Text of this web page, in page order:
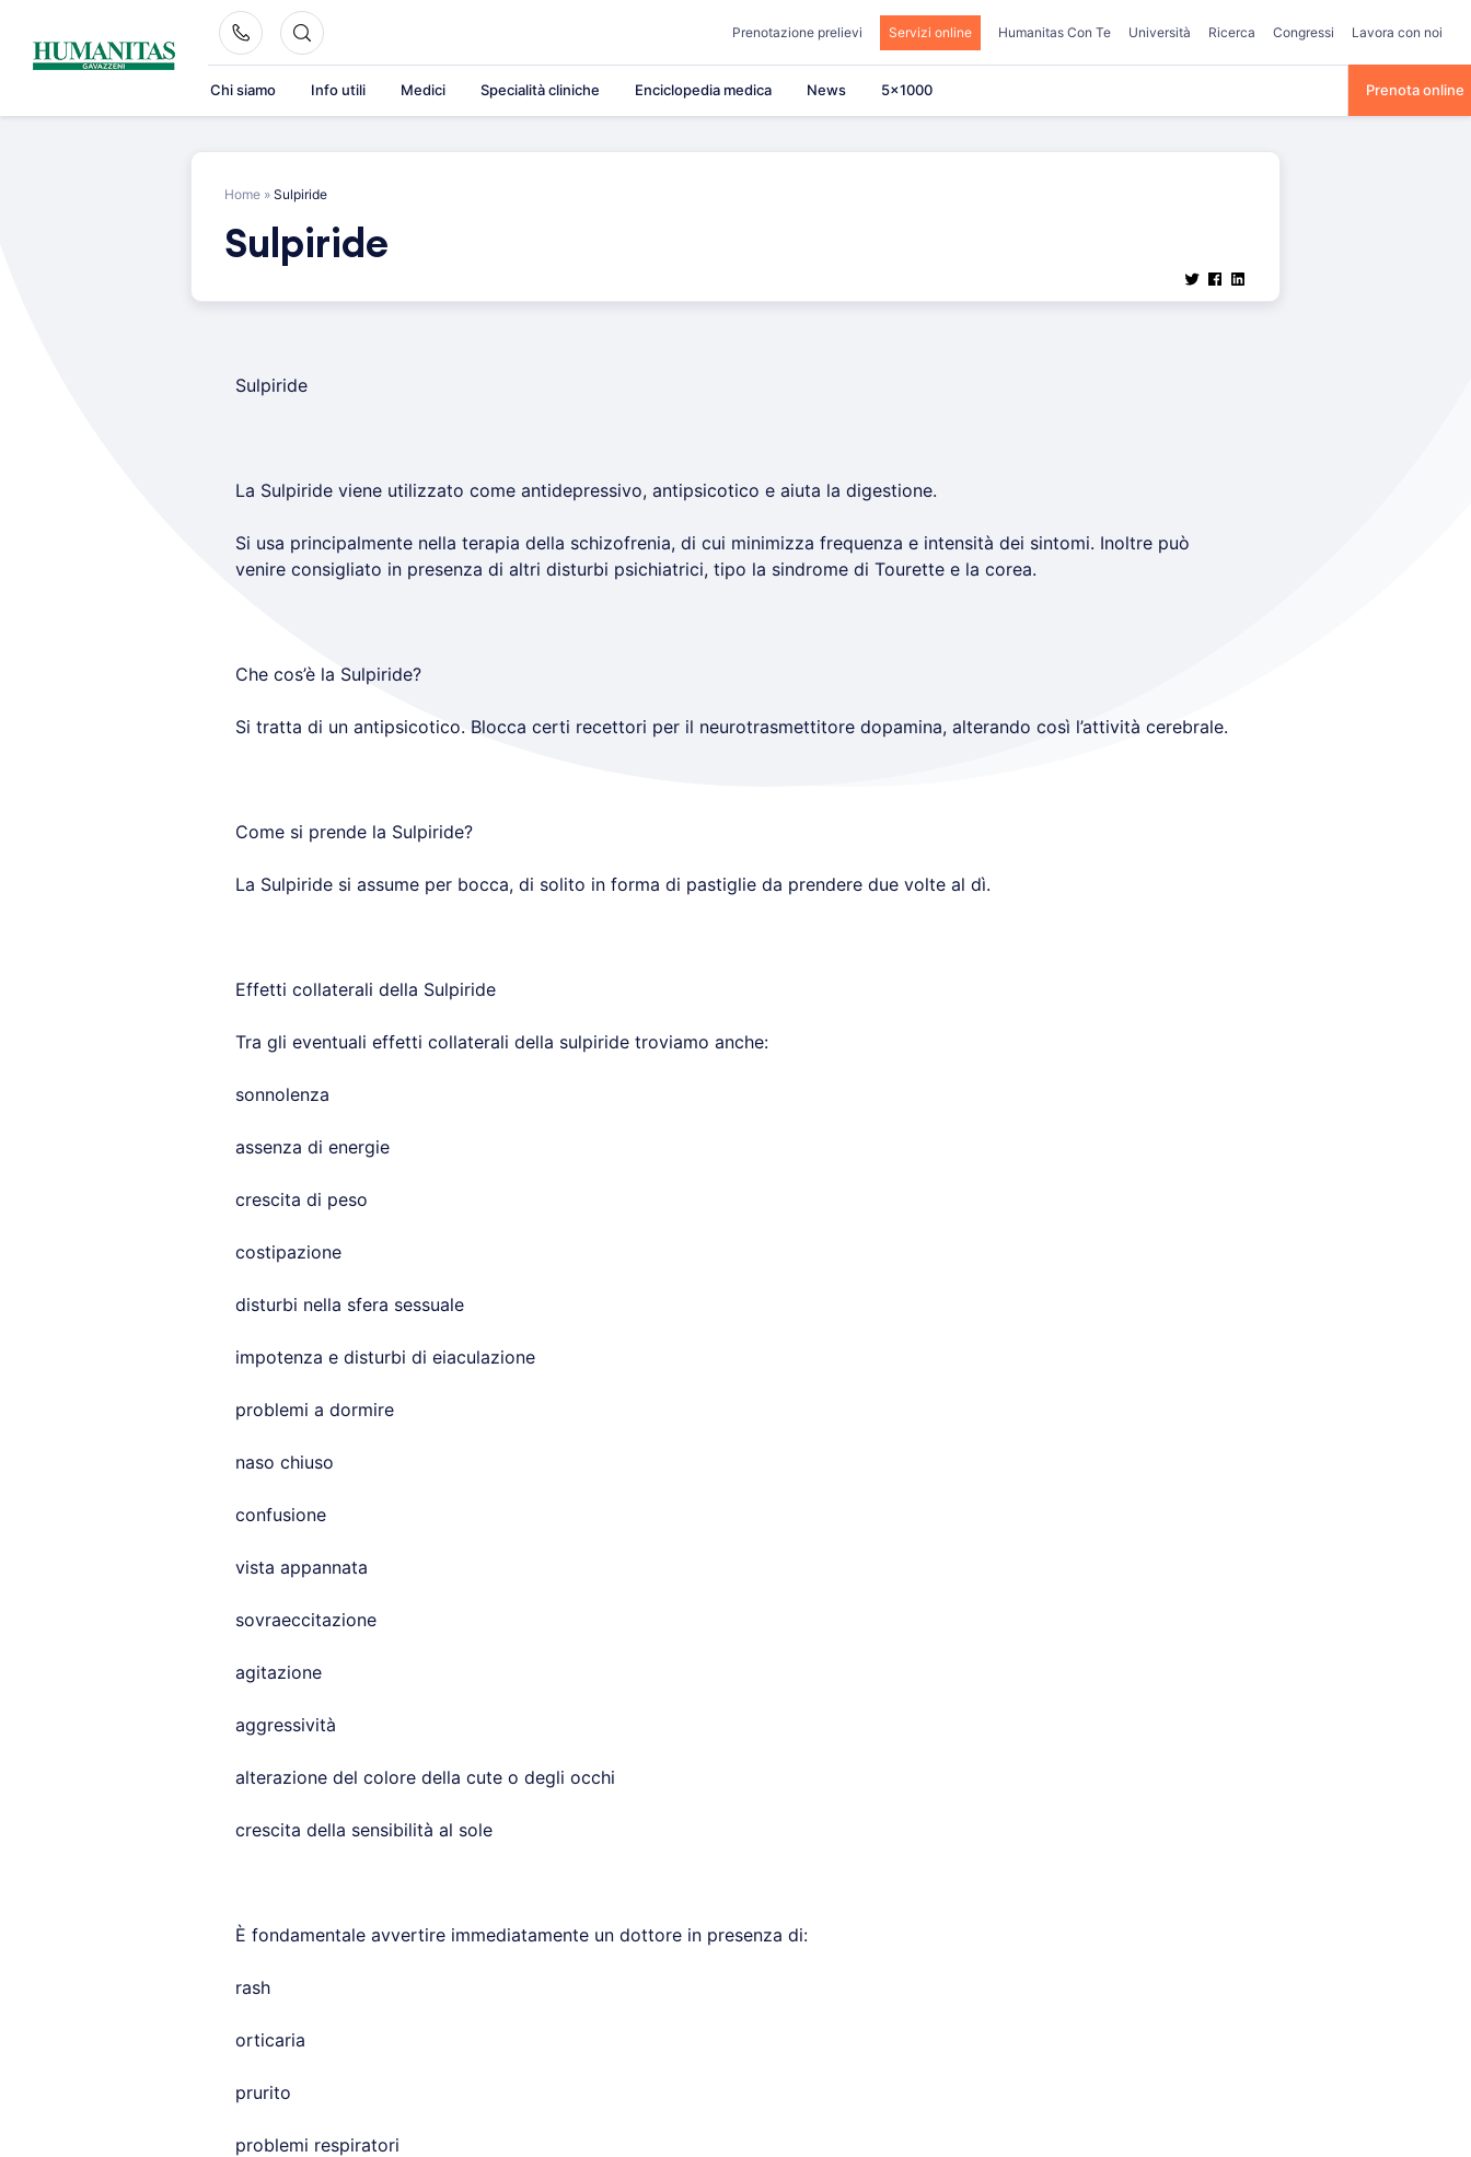
content
Prenotazione prelievi Servizi online Humanitas Con Te Università Ricerca Congressi Lavora con noi
Chi siamo Info utili Medici Specialità cliniche Enciclopedia medica News 5×1000 Prenota online
Home » Sulpiride
Sulpiride
Sulpiride
La Sulpiride viene utilizzato come antidepressivo, antipsicotico e aiuta la digestione.
Si usa principalmente nella terapia della schizofrenia, di cui minimizza frequenza e intensità dei sintomi. Inoltre può
venire consigliato in presenza di altri disturbi psichiatrici, tipo la sindrome di Tourette e la corea.
Che cos’è la Sulpiride?
Si tratta di un antipsicotico. Blocca certi recettori per il neurotrasmettitore dopamina, alterando così l’attività cerebrale.
Come si prende la Sulpiride?
La Sulpiride si assume per bocca, di solito in forma di pastiglie da prendere due volte al dì.
Effetti collaterali della Sulpiride
Tra gli eventuali effetti collaterali della sulpiride troviamo anche:
sonnolenza
assenza di energie
crescita di peso
costipazione
disturbi nella sfera sessuale
impotenza e disturbi di eiaculazione
problemi a dormire
naso chiuso
confusione
vista appannata
sovraeccitazione
agitazione
aggressività
alterazione del colore della cute o degli occhi
crescita della sensibilità al sole
È fondamentale avvertire immediatamente un dottore in presenza di:
rash
orticaria
prurito
problemi respiratori